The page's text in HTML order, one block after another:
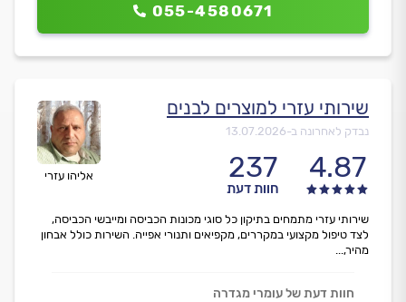
055-4580671
אליהו עזרי
שירותי עזרי למוצרים לבנים
נבדק לאחרונה ב-13.07.2026
4.87
237
חוות דעת
שירותי עזרי מתמחים בתיקון כל סוגי מכונות הכביסה ומייבשי הכביסה,
לצד טיפול מקצועי במקררים, מקפיאים ותנורי אפייה. השירות כולל אבחון
מהיר,...
חוות דעת של עומרי מגדרה